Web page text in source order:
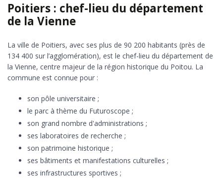
Poitiers : chef-lieu du département
de la Vienne
La ville de Poitiers, avec ses plus de 90 200 habitants (près de
134 400 sur l’agglomération), est le chef-lieu du département de
la Vienne, centre majeur de la région historique du Poitou. La
commune est connue pour :
son pôle universitaire ;
le parc à thème du Futuroscope ;
son grand nombre d'administrations ;
ses laboratoires de recherche ;
son patrimoine historique ;
ses bâtiments et manifestations culturelles ;
ses infrastructures sportives ;